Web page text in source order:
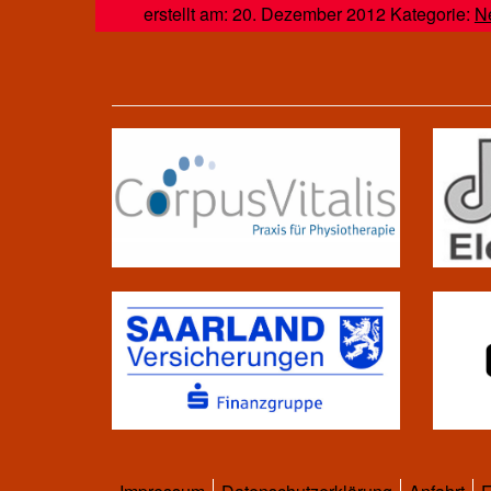
erstellt am: 20. Dezember 2012 Kategorie: